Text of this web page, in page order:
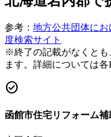
参考： 地方公共団体に
度検索サイト
※終了の記載がなくとも
ます。詳細については各
check_circle
函館市住宅リフォーム補